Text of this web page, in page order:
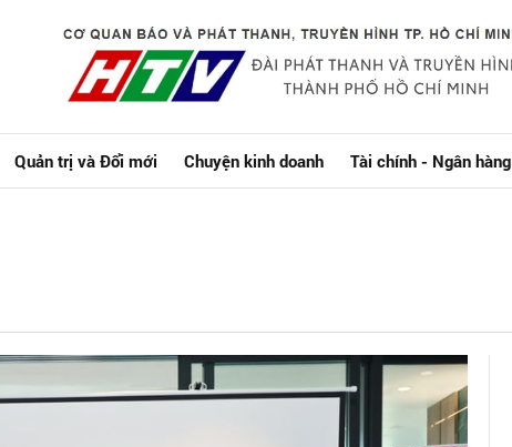
Quản trị và Đổi mới Chuyện kinh doanh Tài chính - Ngân hàng